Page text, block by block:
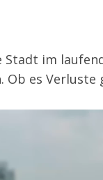
Stadt im
Ob es